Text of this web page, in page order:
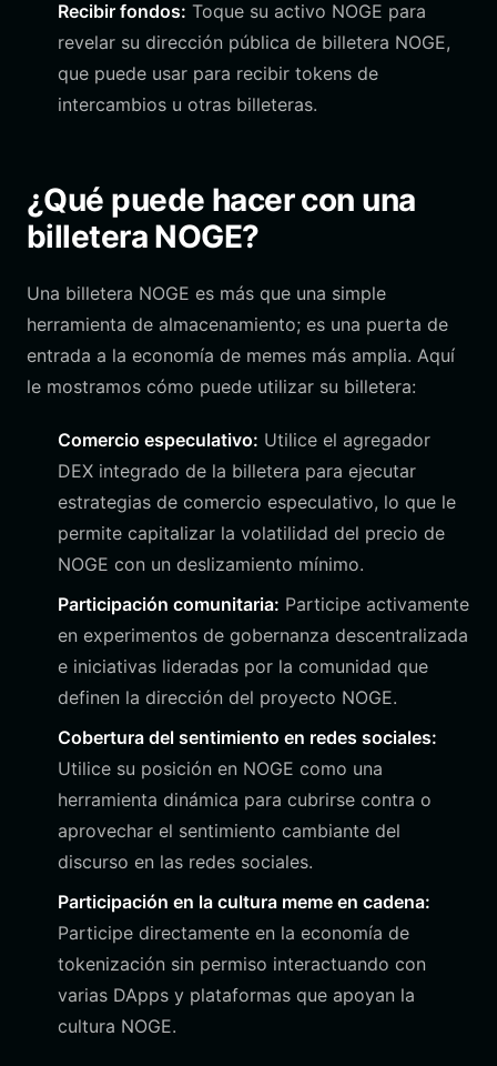
Recibir fondos: Toque su activo NOGE para
revelar su dirección pública de billetera NOGE,
que puede usar para recibir tokens de
intercambios u otras billeteras.
¿Qué puede hacer con una
billetera NOGE?
Una billetera NOGE es más que una simple
herramienta de almacenamiento; es una puerta de
entrada a la economía de memes más amplia. Aquí
le mostramos cómo puede utilizar su billetera:
Comercio especulativo: Utilice el agregador
DEX integrado de la billetera para ejecutar
estrategias de comercio especulativo, lo que le
permite capitalizar la volatilidad del precio de
NOGE con un deslizamiento mínimo.
Participación comunitaria: Participe activamente
en experimentos de gobernanza descentralizada
e iniciativas lideradas por la comunidad que
definen la dirección del proyecto NOGE.
Cobertura del sentimiento en redes sociales:
Utilice su posición en NOGE como una
herramienta dinámica para cubrirse contra o
aprovechar el sentimiento cambiante del
discurso en las redes sociales.
Participación en la cultura meme en cadena:
Participe directamente en la economía de
tokenización sin permiso interactuando con
varias DApps y plataformas que apoyan la
cultura NOGE.